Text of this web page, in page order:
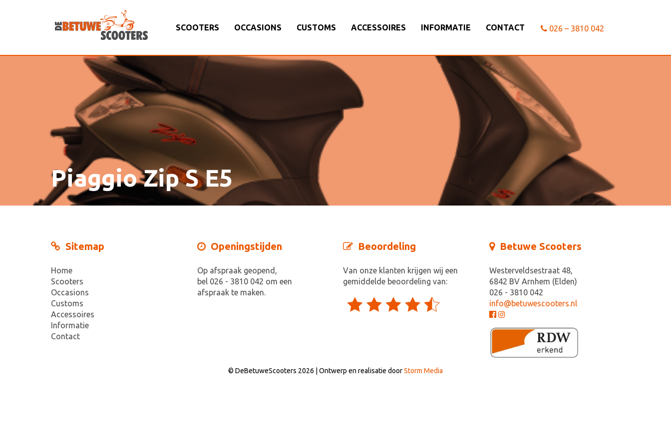
SCOOTERS OCCASIONS CUSTOMS ACCESSOIRES INFORMATIE CONTACT 026 – 3810 042
Piaggio Zip S E5
Sitemap
Home
Scooters
Occasions
Customs
Accessoires
Informatie
Contact
Openingstijden
Op afspraak geopend,
bel 026 - 3810 042 om een
afspraak te maken.
Beoordeling
Van onze klanten krijgen wij een
gemiddelde beoordeling van:
Betuwe Scooters
Westerveldsestraat 48,
6842 BV Arnhem (Elden)
026 - 3810 042
info@betuwescooters.nl
© DeBetuweScooters 2026 | Ontwerp en realisatie doorStorm Media